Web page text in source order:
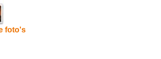
foto's